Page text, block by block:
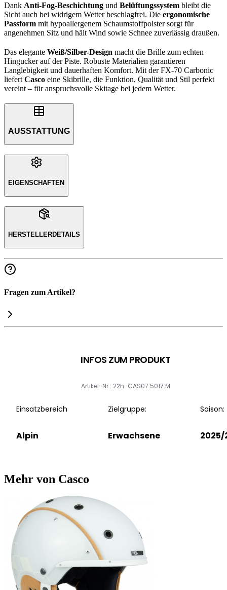
Dank Anti-Fog-Beschichtung und Belüftungssystem bleibt die
Sicht auch bei widrigem Wetter beschlagfrei. Die ergonomische
Passform mit hypoallergenem Schaumstoffpolster sorgt für
angenehmen Sitz und hält Wind sowie Schnee zuverlässig draußen.
Das elegante Weiß/Silber-Design macht die Brille zum echten
Hingucker auf der Piste. Robuste Materialien garantieren
Langlebigkeit und dauerhaften Komfort. Mit der FX-70 Carbonic
liefert Casco eine Skibrille, die Funktion, Qualität und Stil perfekt
vereint – für anspruchsvolle Skitage bei jedem Wetter.
AUSSTATTUNG
EIGENSCHAFTEN
HERSTELLERDETAILS
Fragen zum Artikel?
INFOS ZUM PRODUKT
Artikel-Nr.: 22h-CAS07.5017.M
Einsatzbereich
Alpin
Zielgruppe:
Erwachsene
Saison:
2025/
Mehr von Casco